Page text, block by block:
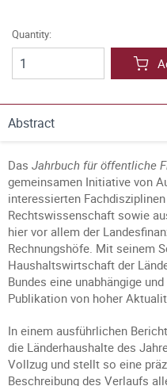
Quantity:
Abstract
Das Jahrbuch für öffentliche
gemeinsamen Initiative von
interessierten
Rechtswissenschaft sowie
hier vor allem der
Rechnungshöfe. Mit seinem
Haushaltswirtschaft der
Bundes eine unabhängige
Publikation von hoher
In einem ausführlichen
die Länderhaushalte des
Vollzug und stellt so eine
Beschreibung des Verlaufs